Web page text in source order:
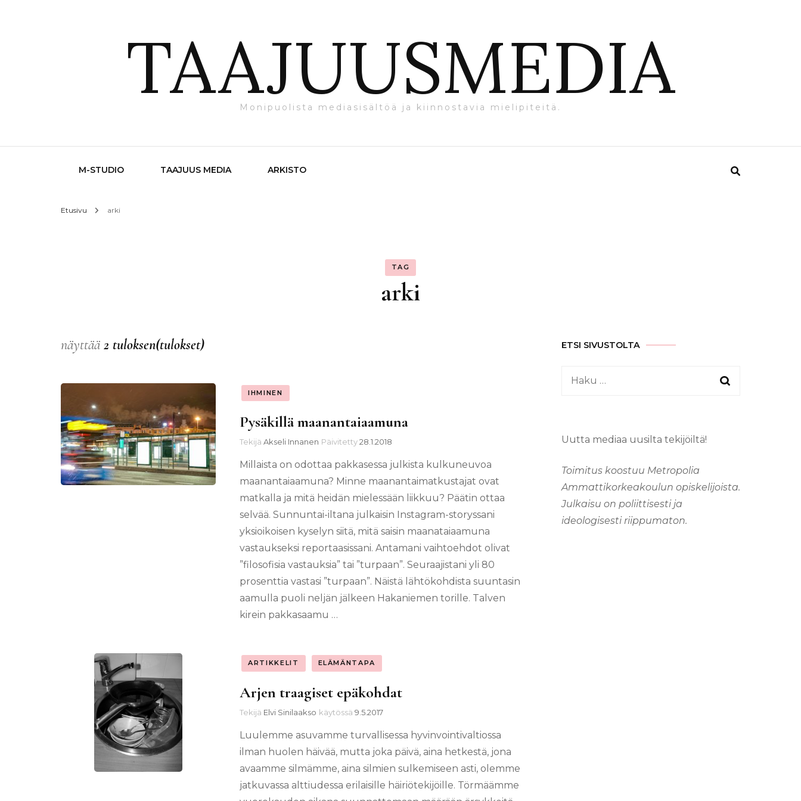
TAAJUUSMEDIA
Monipuolista mediasisältöä ja kiinnostavia mielipiteitä.
M-STUDIO TAAJUUS MEDIA ARKISTO
Etusivu arki
TAG
arki
näyttää 2 tuloksen(tulokset)
IHMINEN
Pysäkillä maanantaiaamuna
Tekijä Akseli Innanen Päivitetty28.1.2018
Millaista on odottaa pakkasessa julkista kulkuneuvoa
maanantaiaamuna? Minne maanantaimatkustajat ovat
matkalla ja mitä heidän mielessään liikkuu? Päätin ottaa
selvää. Sunnuntai-iltana julkaisin Instagram-storyssani
yksioikoisen kyselyn siitä, mitä saisin maanataiaamuna
vastaukseksi reportaasissani. Antamani vaihtoehdot olivat
”filosofisia vastauksia” tai ”turpaan”. Seuraajistani yli 80
prosenttia vastasi ”turpaan”. Näistä lähtökohdista suuntasin
aamulla puoli neljän jälkeen Hakaniemen torille. Talven
kirein pakkasaamu …
ARTIKKELIT ELÄMÄNTAPA
Arjen traagiset epäkohdat
Tekijä Elvi Sinilaakso käytössä 9.5.2017
Luulemme asuvamme turvallisessa hyvinvointivaltiossa
ilman huolen häivää, mutta joka päivä, aina hetkestä, jona
avaamme silmämme, aina silmien sulkemiseen asti, olemme
jatkuvassa alttiudessa erilaisille häiriötekijöille. Törmäämme
ETSI SIVUSTOLTA
Haku:
Uutta mediaa uusilta tekijöiltä!
Toimitus koostuu Metropolia
Ammattikorkeakoulun opiskelijoista.
Julkaisu on poliittisesti ja
ideologisesti riippumaton.